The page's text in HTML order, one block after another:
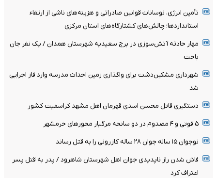
تأمین انرژی، نوسانات قوانین صادراتی و هزینه‌های ناشی از ارتقاء
استانداردها؛ چالش‌های کشتارگاه‌های استان مرکزی
مهار حادثه آتش‌سوزی در برج سعیدیه شهرستان همدان / یک نفر جان
باخت
شهرداری مشکین‌دشت برای واگذاری زمین احداث مدرسه وارد فاز اجرایی
شد
دستگیری قاتل محسن اسدی قهرمان اهل مشهد کراسفیت کشور
۵ فوتی و ۴ مصدوم در دو سانحه مرگبار محورهای خرمشهر
نوجوان ۱۵ ساله جوان ۲۸ ساله کازرونی را به قتل رساند
فاش شدن راز ناپدیدی جوان اهل شهرستان شاهرود / پدر به قتل پسر
اعتراف کرد